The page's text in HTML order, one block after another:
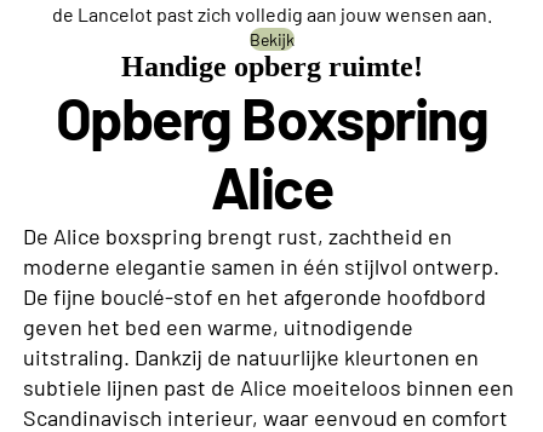
de Lancelot past zich volledig aan jouw wensen aan.
Bekijk
Handige opberg ruimte!
Opberg Boxspring
Alice
De Alice boxspring brengt rust, zachtheid en
moderne elegantie samen in één stijlvol ontwerp.
De fijne bouclé-stof en het afgeronde hoofdbord
geven het bed een warme, uitnodigende
uitstraling. Dankzij de natuurlijke kleurtonen en
subtiele lijnen past de Alice moeiteloos binnen een
Scandinavisch interieur, waar eenvoud en comfort